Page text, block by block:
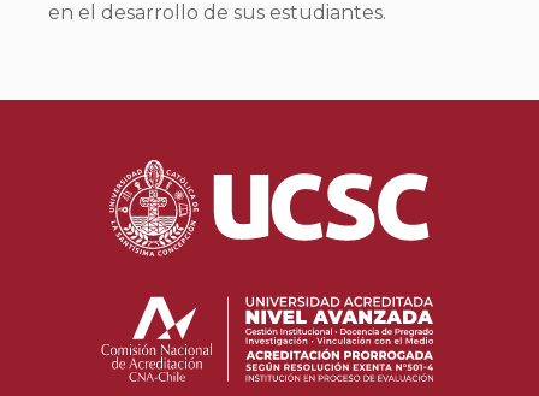
en el desarrollo de sus estudiantes.